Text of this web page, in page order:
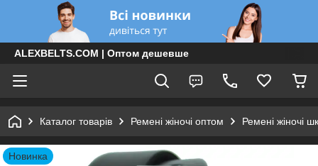
ALEXBELTS.COM | Оптом дешевше
Каталог товарів Ремені жіночі оптом Ремені жіночі
Новинка